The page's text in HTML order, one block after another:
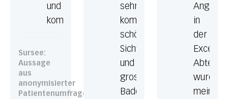
und
kompetent
Sursee:
Aussage
aus
anonymisierter
Patientenumfrage
sehr
komfortabel,
schöne
Sicht
und
grosses
Badezimmer
Angebot
in
der
wurde
meine